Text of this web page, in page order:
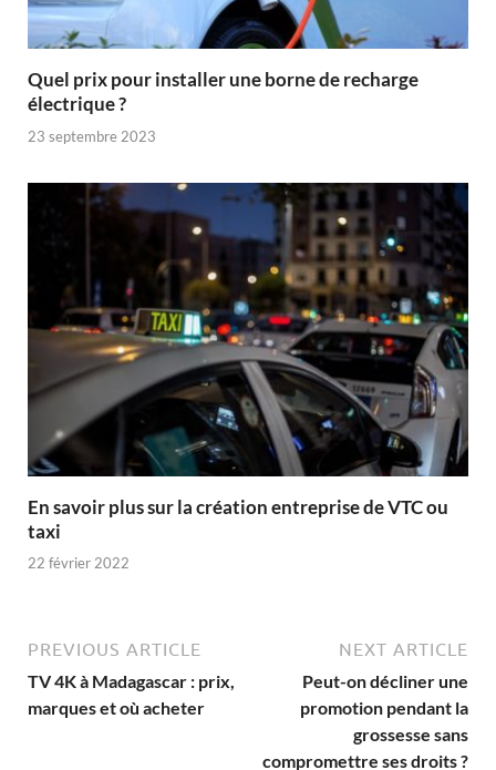
Quel prix pour installer une borne de recharge
électrique ?
23 septembre 2023
En savoir plus sur la création entreprise de VTC ou
taxi
22 février 2022
PREVIOUS ARTICLE
TV 4K à Madagascar : prix,
marques et où acheter
NEXT ARTICLE
Peut-on décliner une
promotion pendant la
grossesse sans
compromettre ses droits ?